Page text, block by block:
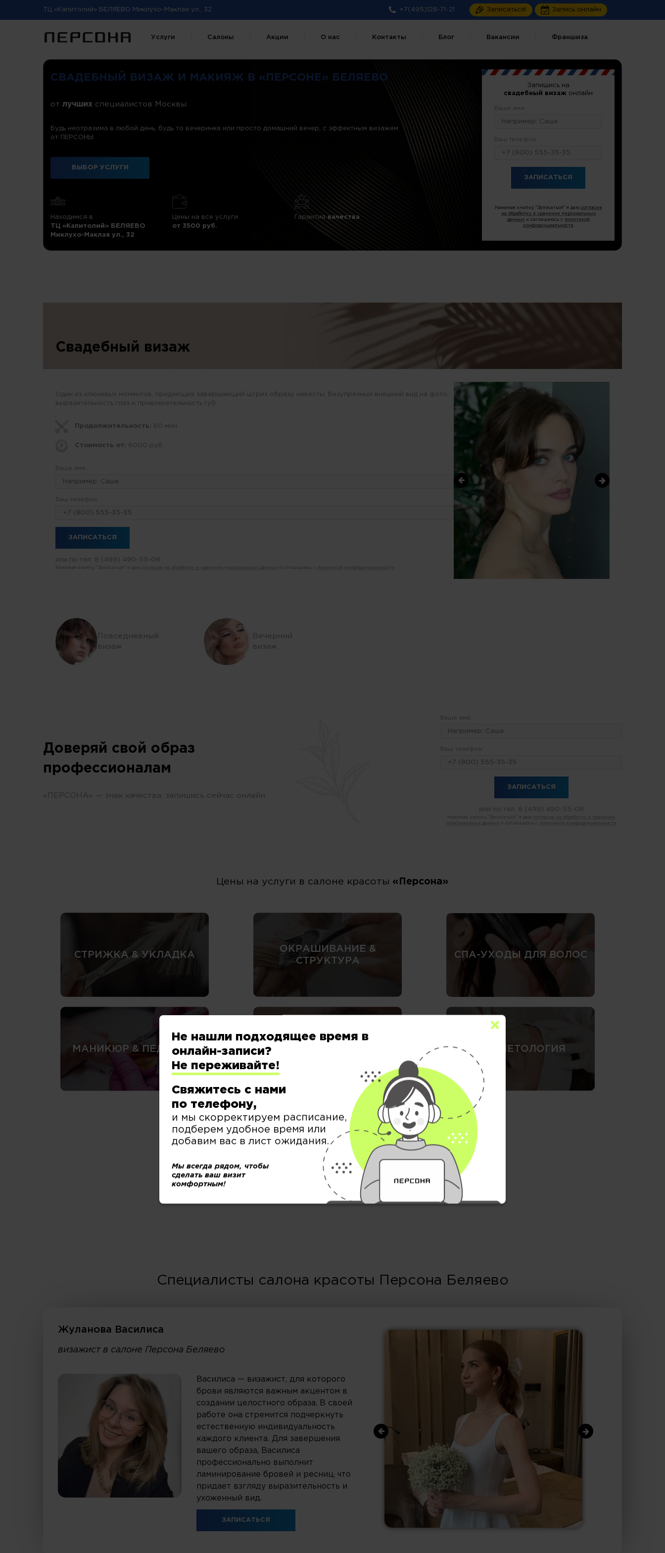
ТЦ «Капитолий» БЕЛЯЕВО Миклухо-Маклая ул., 32 +7(495)128-71-21 Записаться! Запись онлайн
Услуги Салоны Акции О нас Контакты Блог Вакансии Франшиза
СВАДЕБНЫЙ ВИЗАЖ И МАКИЯЖ В «ПЕРСОНЕ» БЕЛЯЕВО
от лучших специалистов Москвы
Будь неотразима в любой день, будь то вечеринка или просто домашний вечер, с эффектным визажем
от ПЕРСОНЫ
ВЫБОР УСЛУГИ
Находимся в
ТЦ «Капитолий» БЕЛЯЕВО
Миклухо-Маклая ул., 32
Цены на все услуги
от 3500 руб.
Гарантиякачества
Запишись на
свадебный визаж онлайн
Ваше имя:
Ваш телефон:
Нажимая кнопку "Записаться" я даю согласие
на обработку и хранение персональных
данныхи соглашаюсь с
политикой
конфиденциальности
Свадебный визаж
Один из ключевых моментов, придающих завершающий штрих образу невесты: Безупречный внешний вид на фото,
выразительность глаз и привлекательность губ.
Продолжительность: 60 мин.
Стоимость от: 6000 руб.
Ваше имя:
Ваш телефон:
или по тел. 8 (499) 490-55-08
Нажимая кнопку "Записаться" я даю согласие на обработку и хранение персональных данных и соглашаюсь с политикой конфиденциальности
Повседневный
визаж
Вечерний
визаж
Доверяй свой образ
профессионалам
«ПЕРСОНА» — знак качества, запишись сейчас онлайн
Ваше имя:
Ваш телефон:
или по тел. 8 (499) 490-55-08
Нажимая кнопку "Записаться" я даю
согласие на обработку и хранение
персональных данных
и соглашаюсь с политикой конфиденциальности
Цены на услуги в салоне красоты «Персона»
СТРИЖКА & УКЛАДКА
ОКРАШИВАНИЕ &
СТРУКТУРА
СПА-УХОДЫ ДЛЯ ВОЛОС
МАНИКЮР & ПЕДИКЮР
БРОВИ / РЕСНИЦЫ &
КОСМЕТОЛОГИЯ
МУЖСКОЙ ЗАЛ
Специалисты салона красоты Персона Беляево
Жуланова Василиса
визажист в салоне Персона Беляево
Василиса — визажист, для которого
брови являются важным акцентом в
создании целостного образа. В своей
работе она стремится подчеркнуть
естественную индивидуальность
каждого клиента. Для завершения
вашего образа, Василиса
профессионально выполнит
ламинирование бровей и ресниц, что
придает взгляду выразительность и
ухоженный вид.
ЗАПИСАТЬСЯ
Не нашли подходящее время в
онлайн-записи?
Не переживайте!
Свяжитесь с нами
по телефону,
и мы скорректируем расписание,
подберем удобное время или
добавим вас в лист ожидания.
Мы всегда рядом, чтобы
сделать ваш визит
комфортным!